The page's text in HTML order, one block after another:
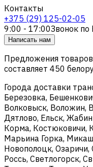
Контакты
+375 (29) 125-02-05
9:00 - 17:00Звонок по
Написать нам
Предложения
составляет 450
Города доставки
Березовка,
Волковыск, Воложин,
Дятлово, Ельск,
Корма, Костюковичи,
Марьина Горка,
Новополоцк,
Россь, Светлогорск,